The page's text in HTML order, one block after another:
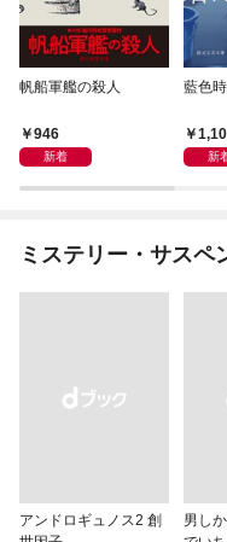
帆船軍艦の殺人
946
新着
藍色
新
ミステリー・サスペ
アンドロギュノス2 創
男し